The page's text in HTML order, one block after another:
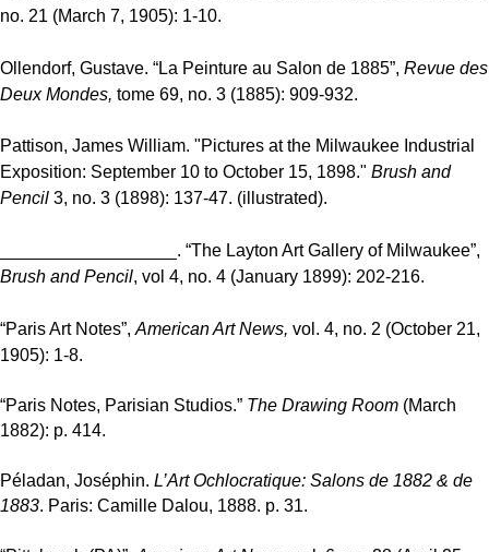
no. 21 (March 7, 1905): 1-10.
Ollendorf, Gustave. “La Peinture au Salon de 1885”, Revue des
Deux Mondes, tome 69, no. 3 (1885): 909-932.
Pattison, James William. "Pictures at the Milwaukee Industrial
Exposition: September 10 to October 15, 1898." Brush and
Pencil 3, no. 3 (1898): 137-47. (illustrated).
__________________. “The Layton Art Gallery of Milwaukee”,
Brush and Pencil, vol 4, no. 4 (January 1899): 202-216.
“Paris Art Notes”, American Art News, vol. 4, no. 2 (October 21,
1905): 1-8.
“Paris Notes, Parisian Studios.” The Drawing Room (March
1882): p. 414.
Péladan, Joséphin. L’Art Ochlocratique: Salons de 1882 & de
1883. Paris: Camille Dalou, 1888. p. 31.